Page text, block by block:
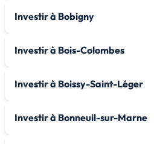
Investir à Bobigny
Investir à Bois-Colombes
Investir à Boissy-Saint-Léger
Investir à Bonneuil-sur-Marne